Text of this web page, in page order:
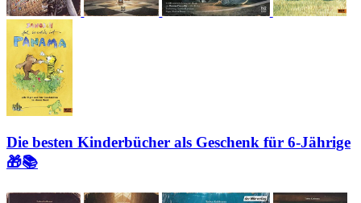
Die besten Kinderbücher als Geschenk für 6-Jährige
🎁📚